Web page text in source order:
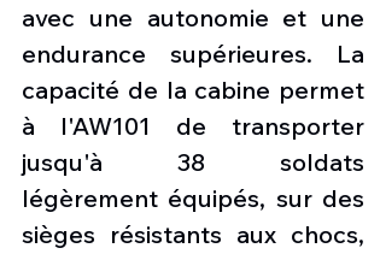
avec une autonomie et une
endurance supérieures. La
capacité de la cabine permet
à l'AW101 de transporter
jusqu'à 38 soldats
légèrement équipés, sur des
sièges résistants aux chocs,